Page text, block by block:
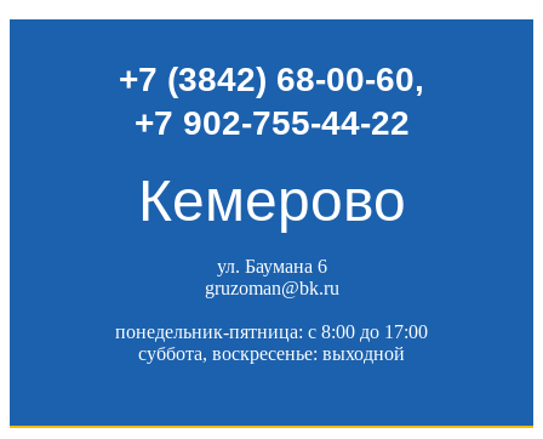
+7 (3842) 68-00-60,
+7 902-755-44-22
Кемерово
ул. Баумана 6
gruzoman@bk.ru
понедельник-пятница: c 8:00 до 17:00
суббота, воскресенье: выходной